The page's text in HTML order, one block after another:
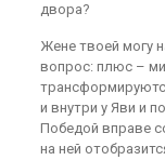
двора?
Жене твоей могу
вопрос: плюс –
и внутри у Яви и
Победой вправе
на ней